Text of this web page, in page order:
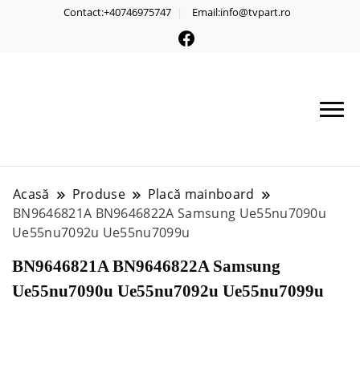
Contact:+40746975747 Email:info@tvpart.ro
Acasă Produse
Placă mainboard
BN9646821A BN9646822A Samsung Ue55nu7090u
Ue55nu7092u Ue55nu7099u
BN9646821A BN9646822A Samsung
Ue55nu7090u Ue55nu7092u Ue55nu7099u